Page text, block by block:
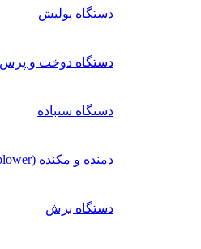
دستگاه پولیش
دستگاه دوخت و پرس
دستگاه سنباده
دمنده و مکنده (blower)
دستگاه برش